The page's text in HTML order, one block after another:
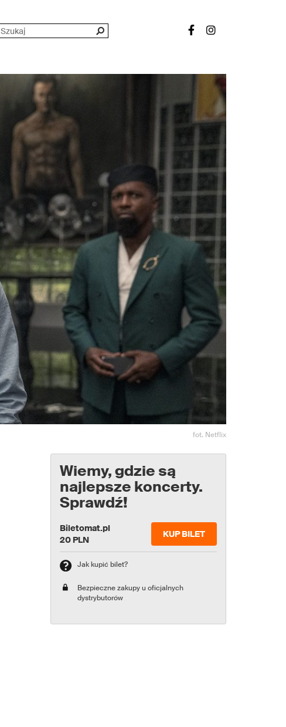
fot. Netflix
Wiemy, gdzie są
najlepsze koncerty.
Sprawdź!
Biletomat.pl
20 PLN
KUP BILET
Jak kupić bilet?
Bezpieczne zakupy u oficjalnych
dystrybutorów